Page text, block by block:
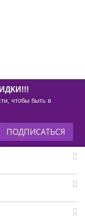
чтобы быть в
ПОДПИСАТЬСЯ